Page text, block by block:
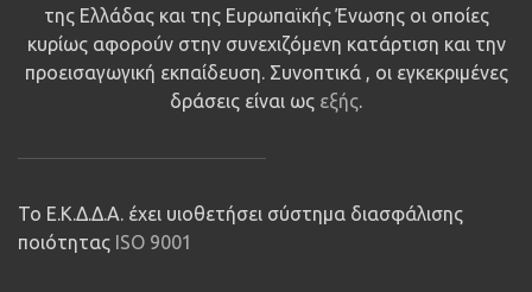
της Ελλάδας και της Ευρωπαϊκής Ένωσης οι οποίες
κυρίως αφορούν στην συνεχιζόμενη κατάρτιση και την
προεισαγωγική εκπαίδευση. Συνοπτικά , οι εγκεκριμένες
δράσεις είναι ως εξής.
Το Ε.Κ.Δ.Δ.Α. έχει υιοθετήσει σύστημα διασφάλισης
ποιότητας ISO 9001